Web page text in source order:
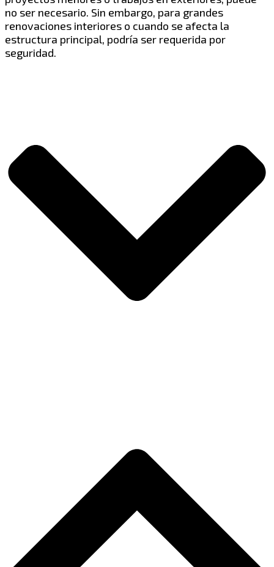
no ser necesario. Sin embargo, para grandes
renovaciones interiores o cuando se afecta la
estructura principal, podría ser requerida por
seguridad.